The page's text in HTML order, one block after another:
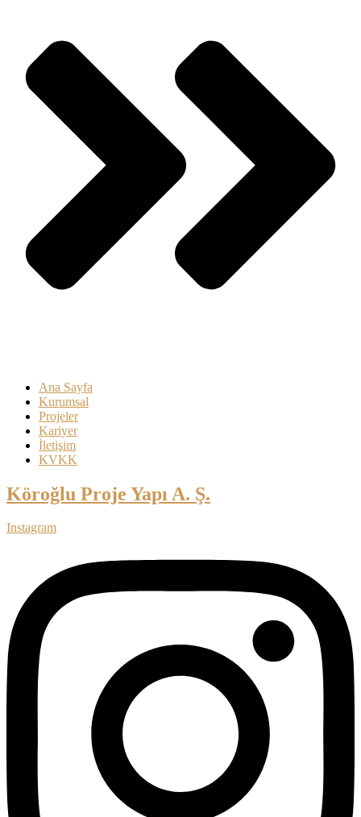
Ana Sayfa
Kurumsal
Projeler
Kariyer
İletişim
KVKK
Köroğlu Proje Yapı A. Ş.
Instagram